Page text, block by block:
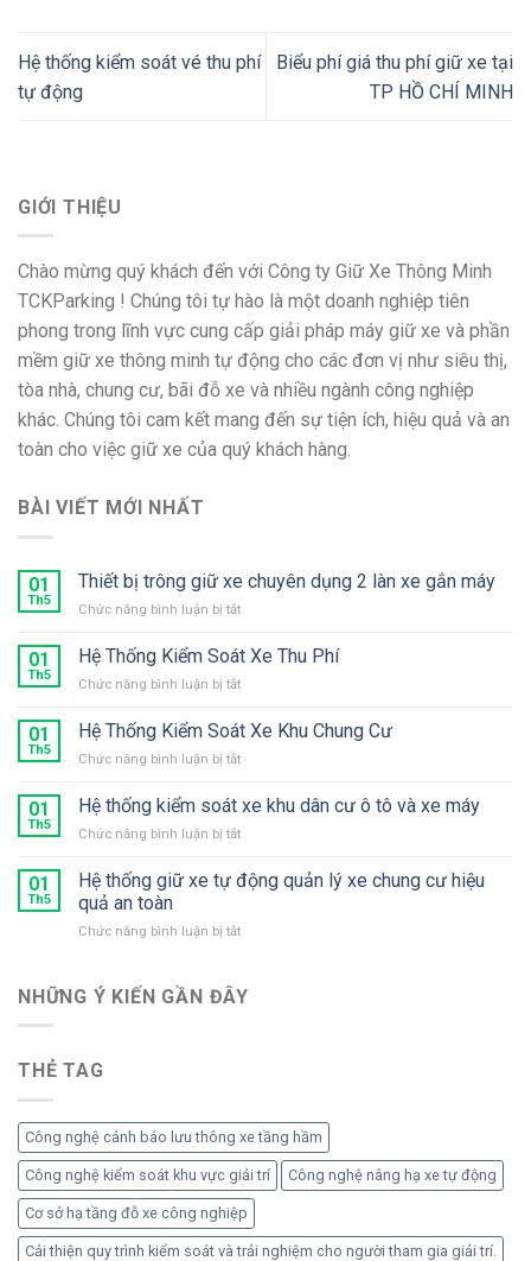
Hệ thống kiểm soát vé thu phí
tự động
Biểu phí giá thu phí giữ xe tại
TP HỒ CHÍ MINH
GIỚI THIỆU
Chào mừng quý khách đến với Công ty Giữ Xe Thông Minh
TCKParking ! Chúng tôi tự hào là một doanh nghiệp tiên
phong trong lĩnh vực cung cấp giải pháp máy giữ xe và phần
mềm giữ xe thông minh tự động cho các đơn vị như siêu thị,
tòa nhà, chung cư, bãi đỗ xe và nhiều ngành công nghiệp
khác. Chúng tôi cam kết mang đến sự tiện ích, hiệu quả và an
toàn cho việc giữ xe của quý khách hàng.
BÀI VIẾT MỚI NHẤT
01
Th5
Thiết bị trông giữ xe chuyên dụng 2 làn xe gắn máy
Chức năng bình luận bị tắtở
bị
giữ
chuyên
xe
gắn
01
Th5
Hệ Thống Kiểm Soát Xe Thu Phí
Chức năng bình luận bị tắtở
Thống
Soát
Thu
01
Th5
Hệ Thống Kiểm Soát Xe Khu Chung Cư
Chức năng bình luận bị tắtở
Thống
Soát
Khu
01
Th5
Hệ thống kiểm soát xe khu dân cư ô tô và xe máy
Chức năng bình luận bị tắtở
thống
kiểm
xe
cư
01
Th5
Hệ thống giữ xe tự động quản lý xe chung cư hiệu
quả an toàn
Chức năng bình luận bị tắtở
giữ
chung
cư
hiệu
quả
an
toàn
NHỮNG Ý KIẾN ​​GẦN ĐÂY
THẺ TAG
Công nghệ cảnh báo lưu thông xe tầng hầm
Công nghệ kiểm soát khu vực giải trí Công nghệ nâng hạ xe tự động
Cơ sở hạ tầng đỗ xe công nghiệp
Cải thiện quy trình kiểm soát và trải nghiệm cho người tham gia giải trí.